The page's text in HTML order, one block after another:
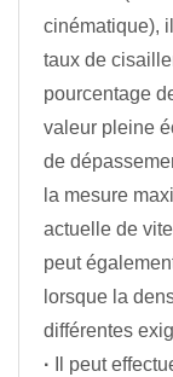
cinématique),
taux de
pourcentage
valeur pleine
de
la mesure
actuelle de
peut
lorsque la
différentes
·
Il peut